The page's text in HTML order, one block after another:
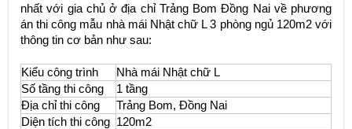
nhất với gia chủ ở địa chỉ Trảng Bom Đồng Nai về phương
án thi công mẫu nhà mái Nhật chữ L 3 phòng ngủ 120m2 với
thông tin cơ bản như sau:
Kiểu công trình
Nhà mái Nhật chữ L
Số tầng thi công
1 tầng
Địa chỉ thi công
Trảng Bom, Đồng Nai
Diện tích thi công 120m2